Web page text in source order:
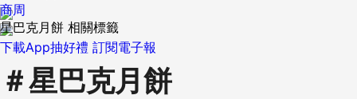
下載App抽好禮 訂閱電子報
商周
星巴克月餅 相關標籤
＃星巴克月餅